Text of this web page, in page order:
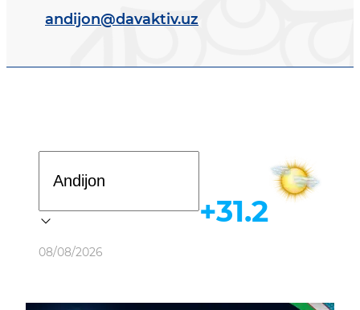
andijon@davaktiv.uz
Ob-havo
08/08/2026
+31.2